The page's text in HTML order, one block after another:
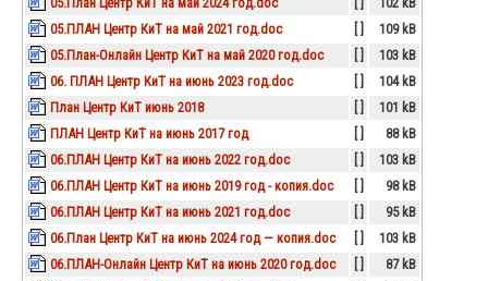
05.ПЛАН Центр КиТ на май 2021 год.doc
109 kB
05.План-Онлайн Центр КиТ на май 2020 год.doc
103 kB
06. ПЛАН Центр КиТ на июнь 2023 год.doc
104 kB
План Центр КиТ июнь 2018
101 kB
ПЛАН Центр КиТ на июнь 2017 год
88 kB
06.ПЛАН Центр КиТ на июнь 2022 год.doc
103 kB
06.ПЛАН Центр КиТ на июнь 2019 год - копия.doc
98 kB
06.ПЛАН Центр КиТ на июнь 2021 год.doc
95 kB
06.План Центр КиТ на июнь 2024 год — копия.doc
103 kB
06.ПЛАН-Онлайн Центр КиТ на июнь 2020 год.doc
87 kB